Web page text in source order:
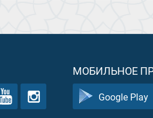
МОБИЛЬНОЕ
Google Play